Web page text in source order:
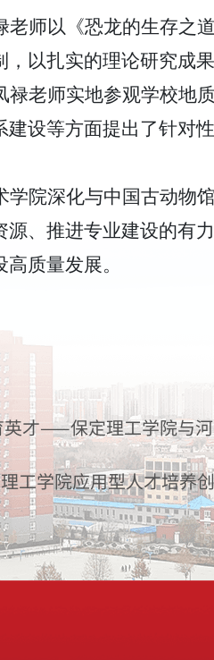
老师以《恐龙的生存之
以扎实的理论研究成
禄老师实地参观学校地
设等方面提出了针对
学院深化与中国古动物
、推进专业建设的有
质量发展。
英才——保定理工学院与
工学院应用型人才培养